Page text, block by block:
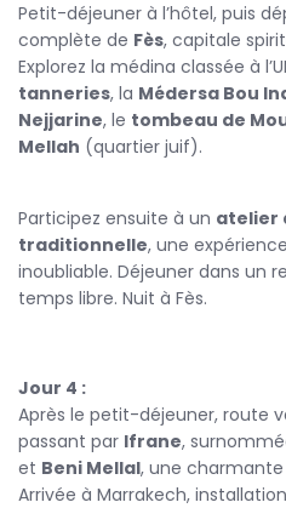
Petit-déjeuner à l’hôtel, puis
complète de Fès, capitale
Explorez la médina classée à
tanneries, la Médersa Bou
Nejjarine, le tombeau de
Mellah (quartier juif).
Participez ensuite à un atelier
traditionnelle, une
inoubliable. Déjeuner dans un
temps libre. Nuit à Fès.
Jour 4 :
Après le petit-déjeuner, route
passant par Ifrane,
et Beni Mellal, une
Arrivée à Marrakech,